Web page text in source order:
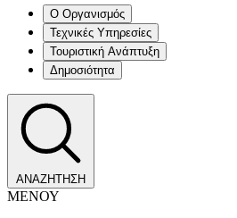
Ο Οργανισμός
Τεχνικές Υπηρεσίες
Τουριστική Ανάπτυξη
Δημοσιότητα
ΑΝΑΖΗΤΗΣΗ
ΜΕΝΟΥ